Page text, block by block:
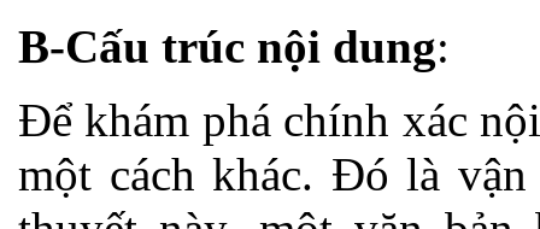
B-Cấu trúc nội dung:
Để khám phá chính xác
một cách khác. Đó là